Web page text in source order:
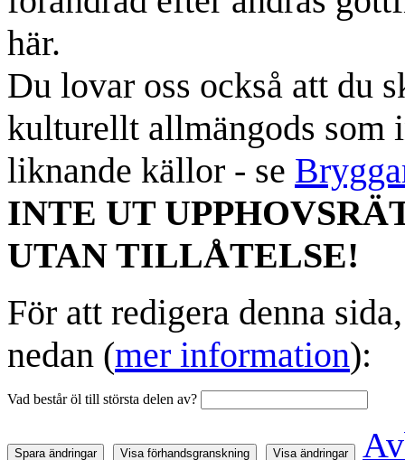
här.
Du lovar oss också att du
kulturellt allmängods som
liknande källor - se
INTE UT
UTAN TILLÅTELSE!
För att redigera denna
nedan (mer information):
Vad består öl till största delen av?